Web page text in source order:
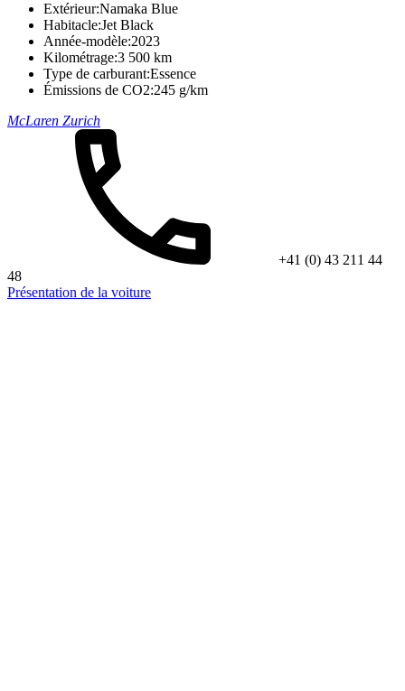
Extérieur:Namaka Blue
Habitacle:Jet Black
Année-modèle:2023
Kilométrage:3 500 km
Type de carburant:Essence
Émissions de CO2:245 g/km
McLaren Zurich
+41 (0) 43 211 44
48
Présentation de la voiture